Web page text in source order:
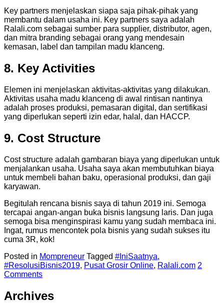
Key partners menjelaskan siapa saja pihak-pihak yang
membantu dalam usaha ini. Key partners saya adalah
Ralali.com sebagai sumber para supplier, distributor, agen,
dan mitra branding sebagai orang yang mendesain
kemasan, label dan tampilan madu klanceng.
8. Key Activities
Elemen ini menjelaskan aktivitas-aktivitas yang dilakukan.
Aktivitas usaha madu klanceng di awal rintisan nantinya
adalah proses produksi, pemasaran digital, dan sertifikasi
yang diperlukan seperti izin edar, halal, dan HACCP.
9. Cost Structure
Cost structure adalah gambaran biaya yang diperlukan untuk
menjalankan usaha. Usaha saya akan membutuhkan biaya
untuk membeli bahan baku, operasional produksi, dan gaji
karyawan.
Begitulah rencana bisnis saya di tahun 2019 ini. Semoga
tercapai angan-angan buka bisnis langsung laris. Dan juga
semoga bisa menginspirasi kamu yang sudah membaca ini.
Ingat, rumus mencontek pola bisnis yang sudah sukses itu
cuma 3R, kok!
Posted in Mompreneur Tagged #IniSaatnya,
#ResolusiBisnis2019, Pusat Grosir Online, Ralali.com 2
Comments
Archives